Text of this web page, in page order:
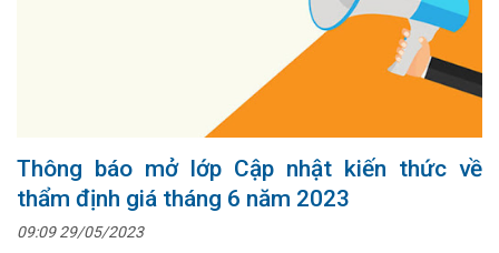
Thông báo mở lớp Cập nhật kiến thức về
thẩm định giá tháng 6 năm 2023
09:09 29/05/2023